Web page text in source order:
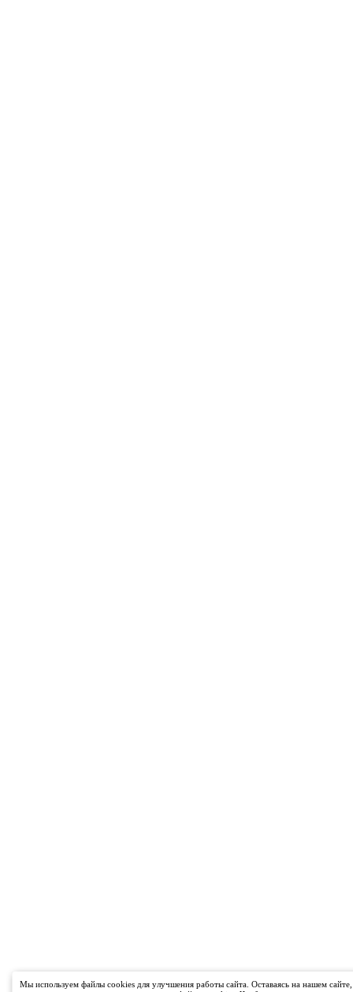
Мы используем файлы cookies для улучшения работы сайта. Оставаясь на нашем